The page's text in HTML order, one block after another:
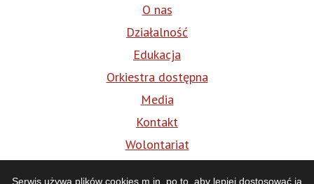
Serwis używa plików cookies m.in. po to, aby lepiej dostosować ją
O nas
Działalność
Edukacja
Orkiestra dostępna
Media
Kontakt
Wolontariat